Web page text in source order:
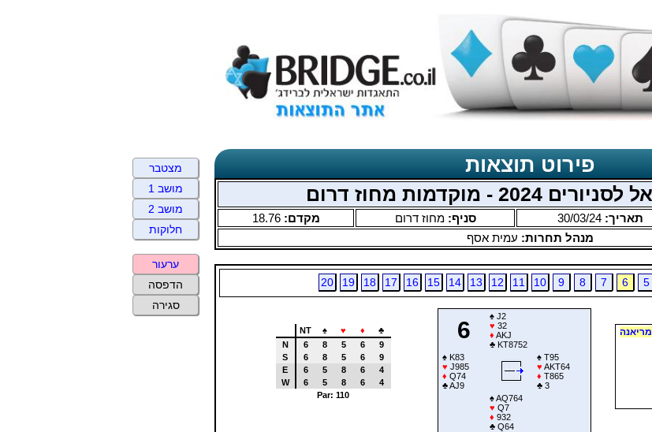
פירוט תוצאות
- מוקדמות מחוז דרום
תאריך:30/03/24 סניף:מחוז דרום מקדם:18.76
מנהל תחרות: עמית אסף
5
6
7
8
9
10
11
12
13
14
15
16
17
18
19
20
6
♠ J2
♥ 32
♦ AKJ
♣ KT8752
♠ K83
♥ J985
♦ Q74
♣AJ9
♠ T95
♥ AKT64
♦ T865
♣ 3
♠AQ764
♥ Q7
♦ 932
♣ Q64
NT ♠ ♥ ♦
♣
N
6 8 5 6
9
S
6 8 5 6
9
E
6 5 8 6
4
W
6 5 8 6
4
Par: 110
מצטבר
מושב 1
מושב 2
חלוקות
ערעור
הדפסה
סגירה